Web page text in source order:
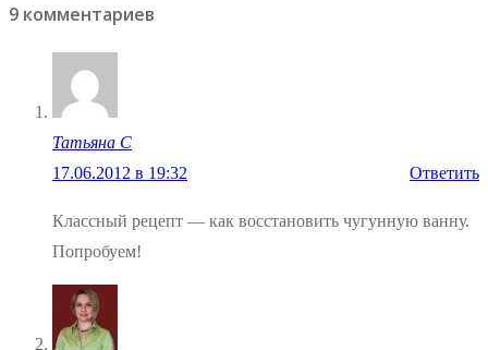
записям
9 комментариев
Татьяна С
17.06.2012 в 19:32
Ответить
Классный рецепт — как восстановить чугунную ванну.
Попробуем!